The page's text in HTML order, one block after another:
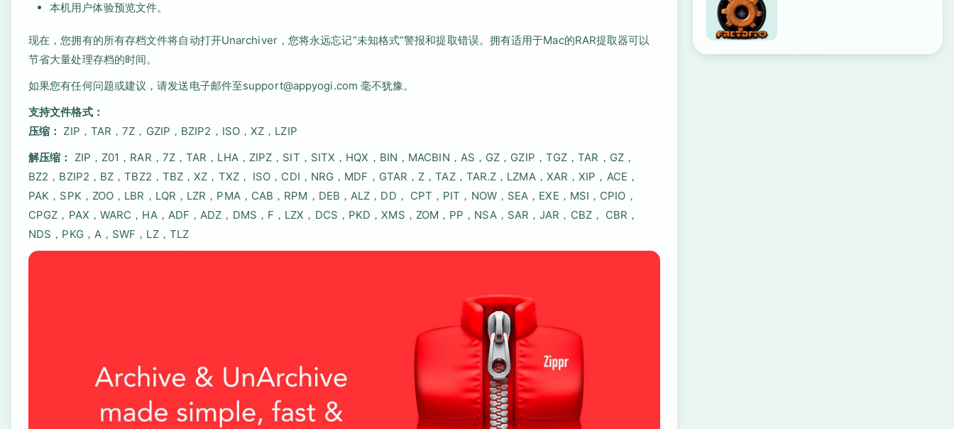
本机用户体验预览文件。
现在，您拥有的所有存档文件将自动打开Unarchiver，您将永远忘记“未知格式”警报和提取错误。拥有适用于Mac的RAR提取器可以
节省大量处理存档的时间。
如果您有任何问题或建议，请发送电子邮件至support@appyogi.com 毫不犹豫。
支持文件格式：
压缩： ZIP，TAR，7Z，GZIP，BZIP2，ISO，XZ，LZIP
解压缩：
ZIP，Z01，RAR，7Z，TAR，LHA，ZIPZ，SIT，SITX，HQX，BIN，MACBIN，AS，GZ，GZIP，TGZ，TAR，GZ，
BZ2，BZIP2，BZ，TBZ2，TBZ，XZ，TXZ， ISO，CDI，NRG，MDF，GTAR，Z，TAZ，TAR.Z，LZMA，XAR，XIP，ACE，
PAK，SPK，ZOO，LBR，LQR，LZR，PMA，CAB，RPM，DEB，ALZ，DD， CPT，PIT，NOW，SEA，EXE，MSI，CPIO，
CPGZ，PAX，WARC，HA，ADF，ADZ，DMS，F，LZX，DCS，PKD，XMS，ZOM，PP，NSA，SAR，JAR，CBZ， CBR，
NDS，PKG，A，SWF，LZ，TLZ